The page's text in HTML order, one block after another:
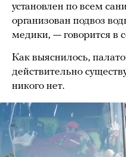
установлен по всем
организован подвоз
медики, — говорится в
Как выяснилось,
действительно
никого нет.